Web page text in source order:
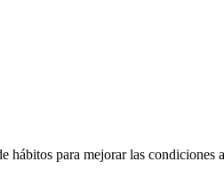
para mejorar las condiciones